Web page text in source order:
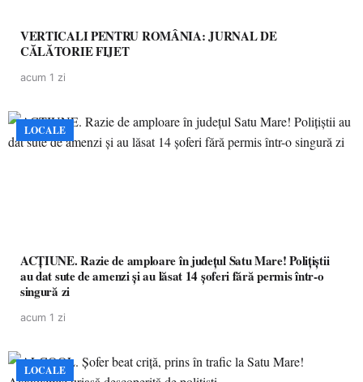
VERTICALI PENTRU ROMÂNIA: JURNAL DE
CĂLĂTORIE FIJET
acum 1 zi
LOCALE
ACȚIUNE. Razie de amploare în județul Satu Mare! Polițiștii
au dat sute de amenzi și au lăsat 14 șoferi fără permis într-o
singură zi
acum 1 zi
LOCALE